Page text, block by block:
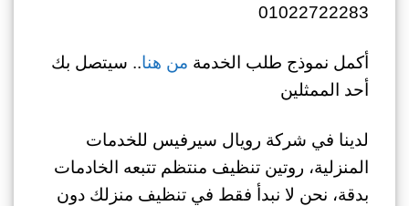
01022722283
أكمل نموذج طلب الخدمة من هنا.. سيتصل بك
أحد الممثلين
لدينا في شركة رويال سيرفيس للخدمات
المنزلية، روتين تنظيف منتظم تتبعه الخادمات
بدقة، نحن لا نبدأ فقط في تنظيف منزلك دون